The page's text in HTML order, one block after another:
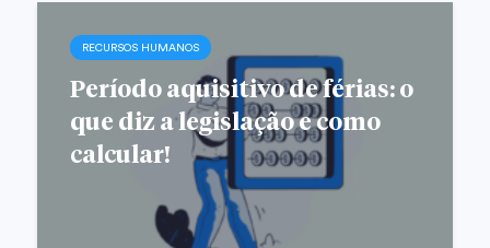
RECURSOS HUMANOS
Período aquisitivo de férias: o
que diz a legislação e como
calcular!